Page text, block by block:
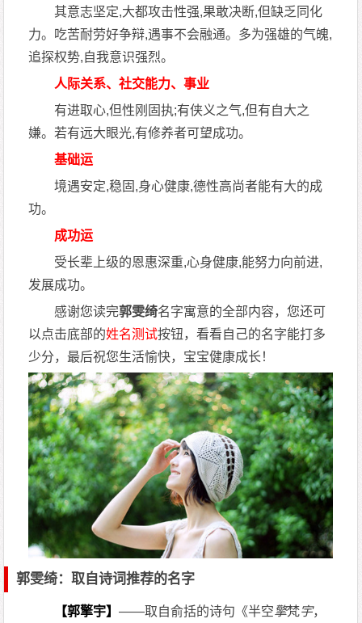
其意志坚定,大都攻击性强,果敢决断,但缺乏同化
力。吃苦耐劳好争辩,遇事不会融通。多为强雄的气魄,
追探权势,自我意识强烈。
人际关系、社交能力、事业
有进取心,但性刚固执;有侠义之气,但有自大之
嫌。若有远大眼光,有修养者可望成功。
基础运
境遇安定,稳固,身心健康,德性高尚者能有大的成
功。
成功运
受长辈上级的恩惠深重,心身健康,能努力向前进,
发展成功。
感谢您读完郭雯绮名字寓意的全部内容，您还可
以点击底部的姓名测试按钮，看看自己的名字能打多
少分，最后祝您生活愉快，宝宝健康成长！
郭雯绮：取自诗词推荐的名字
【郭擎宇】——取自俞括的诗句《半空擎梵宇，